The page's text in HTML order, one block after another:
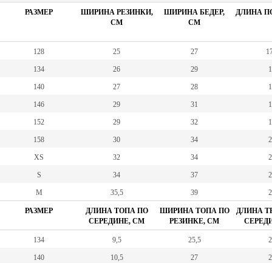
РАЗМЕР
ШИРИНА РЕЗИНКИ,
СМ
ШИРИНА БЕДЕР,
СМ
ДЛИНА
128 25 27
134 26 29
140 27 28
146 29 31
152 29 32
158 30 34
XS 32 34
S 34 37
M 35,5 39
РАЗМЕР
ДЛИНА ТОПА ПО
СЕРЕДИНЕ, СМ
ШИРИНА ТОПА ПО
РЕЗИНКЕ, СМ
ДЛИНА
134 9,5 25,5
140 10,5 27